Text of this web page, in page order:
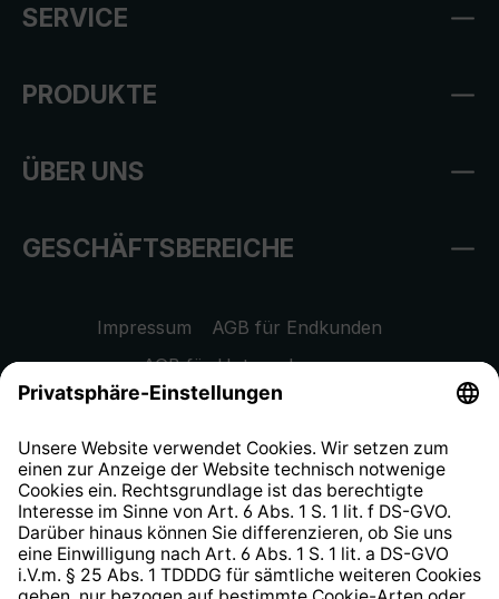
SERVICE
PRODUKTE
ÜBER UNS
GESCHÄFTSBEREICHE
Impressum
AGB für Endkunden
AGB für Unternehmen
Datenschutzhinweis
Widerrufsrecht
Hinweisgeberschutzsystem
Barrierefreiheit